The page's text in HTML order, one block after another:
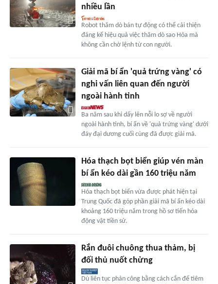
nhiều lần
Robot thăm dò bán tự động có thể cải thiện
đáng kể hiệu quả việc thăm dò sao Hỏa mà
không cần chờ lệnh từ con người.
Giải mã bí ẩn 'quả trứng vàng' có
nghi vấn liên quan đến người
ngoài hành tinh
Ba năm sau khi dấy lên nỗi lo sợ về người
ngoài hành tinh, bí ẩn về 'quả trứng vàng' dưới
đáy đại dương cuối cùng đã được giải mã.
Hóa thạch bọt biển giúp vén màn
bí ẩn kéo dài gần 160 triệu năm
Hóa thạch bọt biển vừa được phát hiện tại
Trung Quốc đã góp phần giải mã bí ẩn kéo dài
khoảng 160 triệu năm trong hồ sơ tiến hóa
động vật tiền sử.
Rắn đuôi chuông thua thảm, bị
đối thủ nuốt chửng
Dù liên tục phản công bằng cách cắn để tiêm